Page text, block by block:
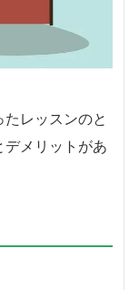
レッスンのと
デメリットがあ